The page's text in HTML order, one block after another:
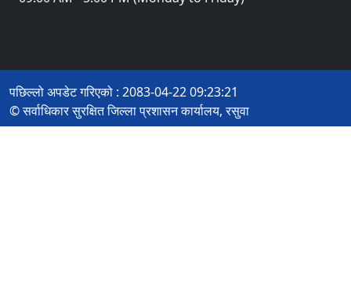
पछिल्लो अपडेट गरिएको : 2083-04-22 09:23:21
© सर्वाधिकार सुरक्षित जिल्ला प्रशासन कार्यालय, रसुवा